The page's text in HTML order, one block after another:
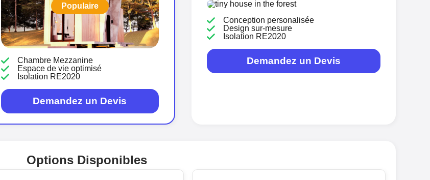
Chambre Mezzanine
Espace de vie optimisé
Isolation RE2020
Populaire
Demandez un Devis
Conception personalisée
Design sur-mesure
Isolation RE2020
Demandez un Devis
Options Disponibles